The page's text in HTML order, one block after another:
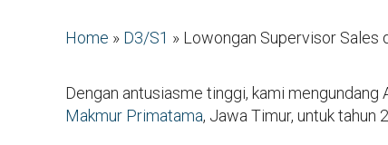
Home » D3/S1 » Lowongan Supervisor Sales
Dengan antusiasme tinggi, kami
Makmur Primatama, Jawa Timur, untuk tahun